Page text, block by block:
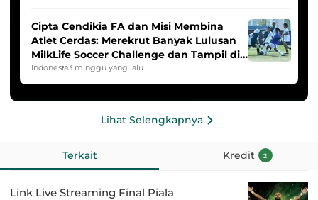
Cipta Cendikia FA dan Misi Membina
Atlet Cerdas: Merekrut Banyak Lulusan
MilkLife Soccer Challenge dan Tampil di
HYDROPLUS Soccer League
Indonesia3 minggu yang lalu
Lihat Selengkapnya
Terkait Kredit 2
Link Live Streaming Final Piala